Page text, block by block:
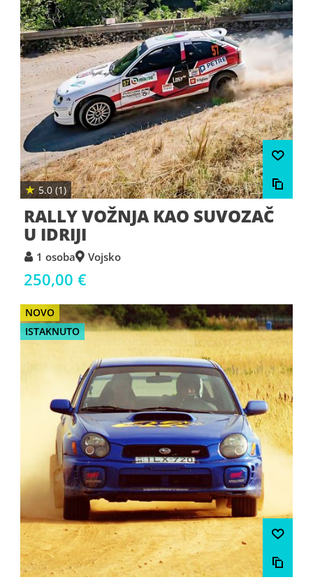
★ 5.0 (1)
RALLY VOŽNJA KAO SUVOZAČ
U IDRIJI
1 osoba Vojsko
250,00 €
NOVO
ISTAKNUTO